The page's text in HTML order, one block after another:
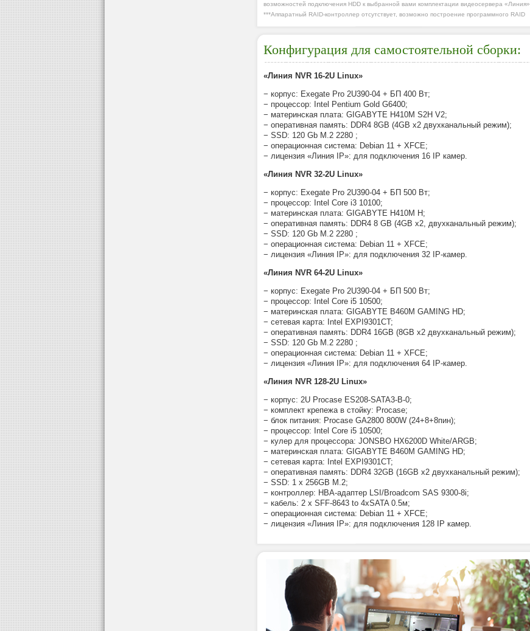
возможностей подключения HDD к выбранной вами комплектации видеосервера «Линия».
***Аппаратный RAID-контроллер отсутствует, возможно построение программного RAID
Конфигурация для самостоятельной сборки:
«Линия NVR 16-2U Linux»
− корпус: Exegate Pro 2U390-04 + БП 400 Вт;
− процессор: Intel Pentium Gold G6400;
− материнская плата: GIGABYTE H410M S2H V2;
− оперативная память: DDR4 8GB (4GB x2 двухканальный режим);
− SSD: 120 Gb M.2 2280 ;
− операционная система: Debian 11 + XFCE;
− лицензия «Линия IP»: для подключения 16 IP камер.
«Линия NVR 32-2U Linux»
− корпус: Exegate Pro 2U390-04 + БП 500 Вт;
− процессор: Intel Core i3 10100;
− материнская плата: GIGABYTE H410M H;
− оперативная память: DDR4 8 GB (4GB x2, двухканальный режим);
− SSD: 120 Gb M.2 2280 ;
− операционная система: Debian 11 + XFCE;
− лицензия «Линия IP»: для подключения 32 IP-камер.
«Линия NVR 64-2U Linux»
− корпус: Exegate Pro 2U390-04 + БП 500 Вт;
− процессор: Intel Core i5 10500;
− материнская плата: GIGABYTE B460M GAMING HD;
− cетевая карта: Intel EXPI9301CT;
− оперативная память: DDR4 16GB (8GB x2 двухканальный режим);
− SSD: 120 Gb M.2 2280 ;
− операционная система: Debian 11 + XFCE;
− лицензия «Линия IP»: для подключения 64 IP-камер.
«Линия NVR 128-2U Linux»
− корпус: 2U Procase ES208-SATA3-B-0;
− комплект крепежа в стойку: Procase;
− блок питания: Procase GA2800 800W (24+8+8пин);
− процессор: Intel Core i5 10500;
− кулер для процессора: JONSBO HX6200D White/ARGB;
− материнская плата: GIGABYTE B460M GAMING HD;
− cетевая карта: Intel EXPI9301CT;
− оперативная память: DDR4 32GB (16GB x2 двухканальный режим);
− SSD: 1 x 256GB M.2;
− контроллер: HBA-адаптер LSI/Broadcom SAS 9300-8i;
− кабель: 2 x SFF-8643 to 4xSATA 0.5м;
− операционная система: Debian 11 + XFCE;
− лицензия «Линия IP»: для подключения 128 IP камер.